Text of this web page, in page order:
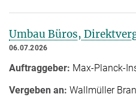
Umbau Büros,
06.07.2026
Auftraggeber: Max-Planck-
Vergeben an: Wallmüller